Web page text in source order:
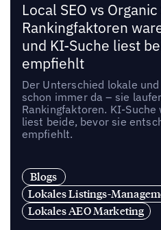
Local SEO vs Organic
Rankingfaktoren
und KI-Suche liest
empfiehlt
Der Unterschied lokale
schon immer da – sie
Rankingfaktoren. KI-
liest beide, bevor sie
empfiehlt.
Blogs
Lokales Listings-
Lokales AEO Marketing